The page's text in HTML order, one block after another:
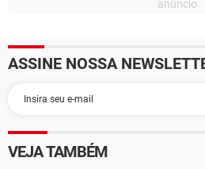
ASSINE NOSSA
VEJA TAMBÉM